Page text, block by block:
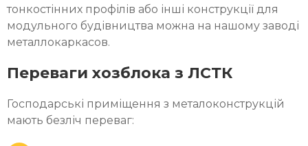
тонкостінних профілів або інші конструкції для
модульного будівництва можна на нашому заводі
металлокаркасов.
Переваги хозблока з ЛСТК
Господарські приміщення з металоконструкцій
мають безліч переваг: